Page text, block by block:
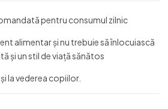
pentru consumul zilnic
alimentar și nu trebuie să înlocuiască
și un stil de viață sănătos
la vederea copiilor.